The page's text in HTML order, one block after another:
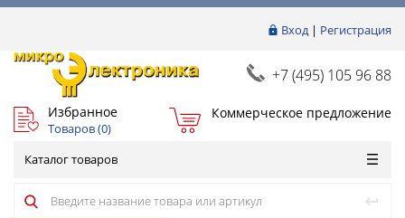
Вход| Регистрация
+7 (495) 105 96 88
Избранное
Товаров (0)
Коммерческое предложение
Каталог товаров